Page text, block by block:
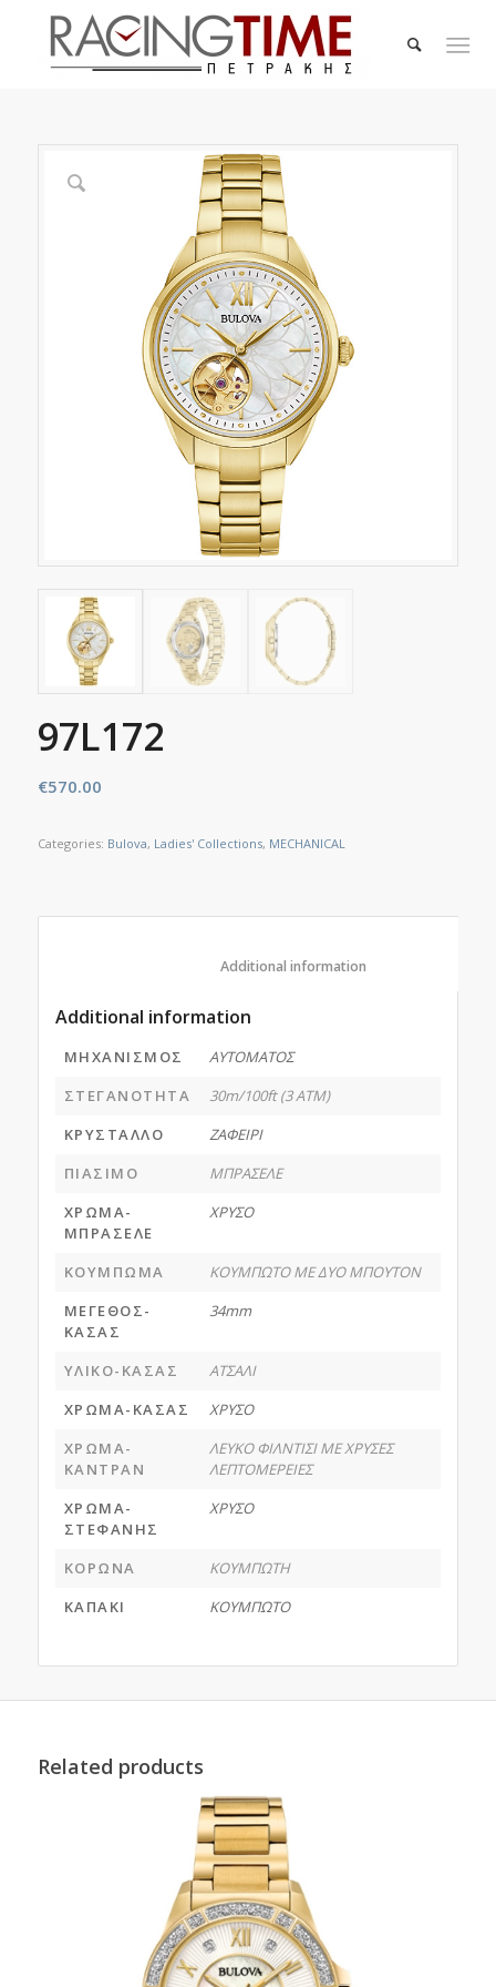
97L172
€570.00
Categories: Bulova, Ladies' Collections, MECHANICAL
Additional information
ΜΗΧΑΝΙΣΜΟΣ
ΑΥΤΟΜΑΤΟΣ
ΣΤΕΓΑΝΟΤΗΤΑ
30m/100ft (3 ATM)
ΚΡΥΣΤΑΛΛΟ
ΖΑΦΕΙΡΙ
ΠΙΑΣΙΜΟ
ΜΠΡΑΣΕΛΕ
ΧΡΩΜΑ-
ΜΠΡΑΣΕΛΕ
ΧΡΥΣΟ
ΚΟΥΜΠΩΜΑ
ΚΟΥΜΠΩΤΟ ΜΕ ΔΥΟ ΜΠΟΥΤΟΝ
ΜΕΓΕΘΟΣ-
ΚΑΣΑΣ
34mm
ΥΛΙΚΟ-ΚΑΣΑΣ
ΑΤΣΑΛΙ
ΧΡΩΜΑ-ΚΑΣΑΣ
ΧΡΥΣΟ
ΧΡΩΜΑ-
ΚΑΝΤΡΑΝ
ΛΕΥΚΟ ΦΙΛΝΤΙΣΙ ΜΕ ΧΡΥΣΕΣ
ΛΕΠΤΟΜΕΡΕΙΕΣ
ΧΡΩΜΑ-
ΣΤΕΦΑΝΗΣ
ΧΡΥΣΟ
ΚΟΡΩΝΑ
ΚΟΥΜΠΩΤΗ
ΚΑΠΑΚΙ
ΚΟΥΜΠΩΤΟ
Related products